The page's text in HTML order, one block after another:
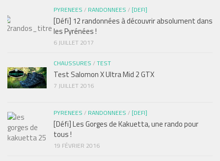
PYRENEES / RANDONNEES / [DEFI]
[Défi] 12 randonnées à découvrir absolument dans
les Pyrénées !
6 JUILLET 2017
CHAUSSURES /TEST
Test Salomon X Ultra Mid 2 GTX
7 JUILLET 2016
PYRENEES / RANDONNEES / [DEFI]
[Défi] Les Gorges de Kakuetta, une rando pour
tous !
19 FÉVRIER 2016